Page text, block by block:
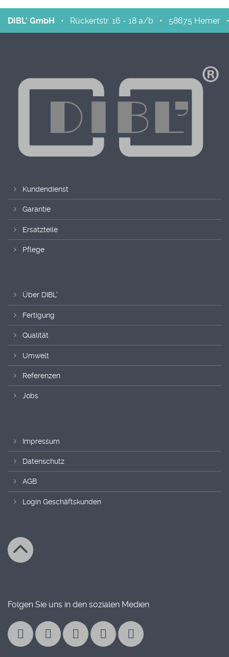
DIBL' GmbH • Rückertstr. 16 - 18 a/b • 58675 Hemer
Kundendienst
Garantie
Ersatzteile
Pflege
Über DIBL'
Fertigung
Qualität
Umwelt
Referenzen
Jobs
Impressum
Datenschutz
AGB
Login Geschäftskunden
Folgen Sie uns in den sozialen Medien